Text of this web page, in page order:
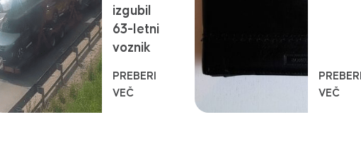
izgubil
63-letni
voznik
PREBERI
VEČ
VEČ